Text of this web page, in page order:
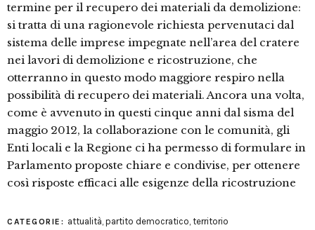
termine per il recupero dei materiali da demolizione:
si tratta di una ragionevole richiesta pervenutaci dal
sistema delle imprese impegnate nell’area del cratere
nei lavori di demolizione e ricostruzione, che
otterranno in questo modo maggiore respiro nella
possibilità di recupero dei materiali. Ancora una volta,
come è avvenuto in questi cinque anni dal sisma del
maggio 2012, la collaborazione con le comunità, gli
Enti locali e la Regione ci ha permesso di formulare in
Parlamento proposte chiare e condivise, per ottenere
così risposte efficaci alle esigenze della ricostruzione
CATEGORIE: attualità, partito democratico, territorio